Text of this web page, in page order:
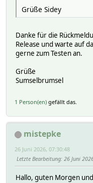
Grüße Sidey
Danke für die
Release und warte auf
gerne zum Testen an.
Grüße
Sumselbrumsel
1 Person(en) gefällt das.
mistepke
26 Juni 2026, 07:30:48
Letzte Bearbeitung: 26 Juni
Hallo, guten Morgen